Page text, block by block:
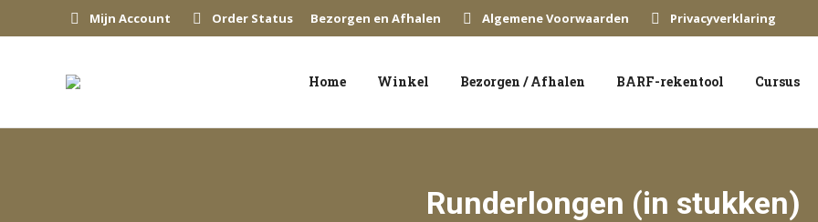
Mijn Account Order Status Bezorgen en Afhalen Algemene Voorwaarden Privacyverklaring
Home Winkel Bezorgen / Afhalen BARF-rekentool Cursus
Runderlongen (in stukken)